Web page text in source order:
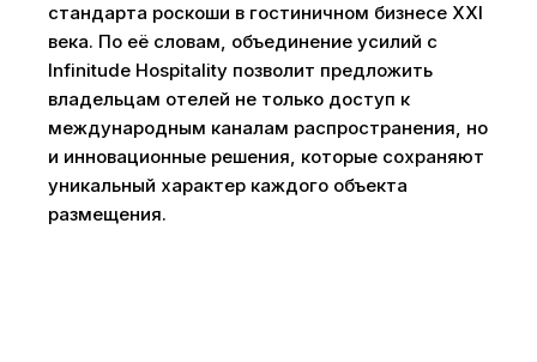
стандарта роскоши в гостиничном бизнесе XXI
века. По её словам, объединение усилий с
Infinitude Hospitality позволит предложить
владельцам отелей не только доступ к
международным каналам распространения, но
и инновационные решения, которые сохраняют
уникальный характер каждого объекта
размещения.